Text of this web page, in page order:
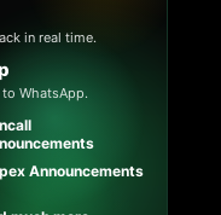
in real time.
WhatsApp.
Announcements